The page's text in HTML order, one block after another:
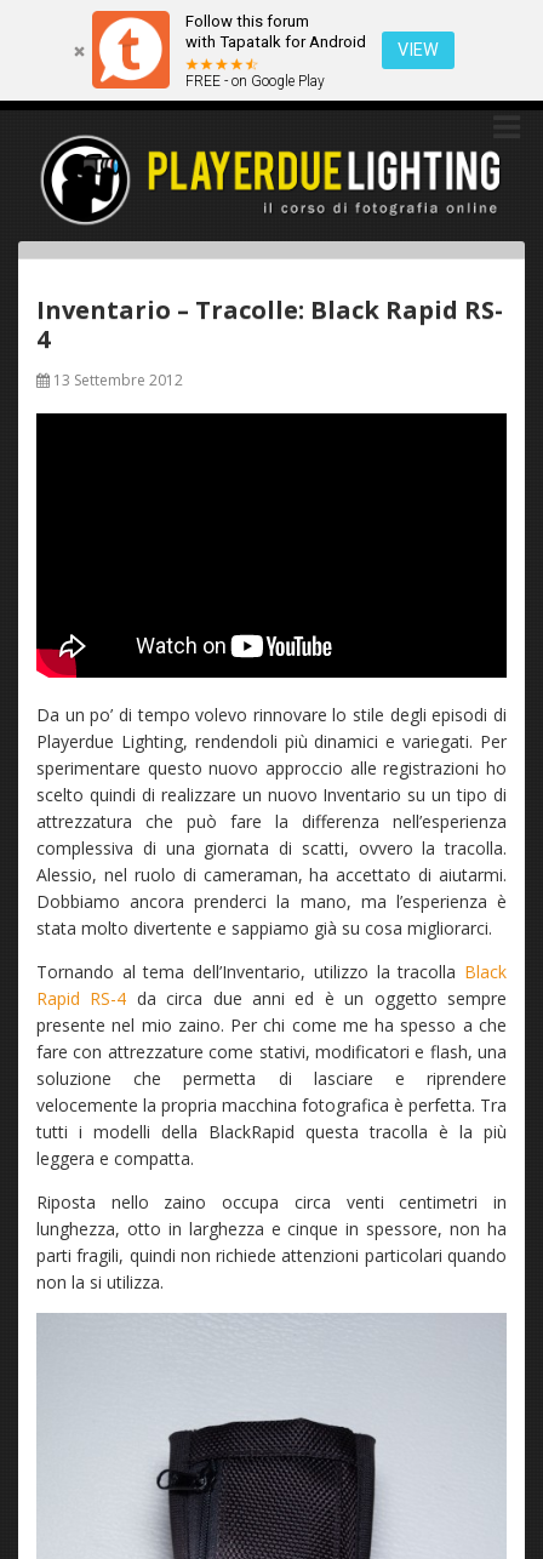
Follow this forum
with Tapatalk for Android
FREE - on Google Play
VIEW
Inventario – Tracolle: Black Rapid RS-
4
13 Settembre 2012
Da un po’ di tempo volevo rinnovare lo stile degli episodi di
Playerdue Lighting, rendendoli più dinamici e variegati. Per
sperimentare questo nuovo approccio alle registrazioni ho
scelto quindi di realizzare un nuovo Inventario su un tipo di
attrezzatura che può fare la differenza nell’esperienza
complessiva di una giornata di scatti, ovvero la tracolla.
Alessio, nel ruolo di cameraman, ha accettato di aiutarmi.
Dobbiamo ancora prenderci la mano, ma l’esperienza è
stata molto divertente e sappiamo già su cosa migliorarci.
Tornando al tema dell’Inventario, utilizzo la tracolla Black
Rapid RS-4 da circa due anni ed è un oggetto sempre
presente nel mio zaino. Per chi come me ha spesso a che
fare con attrezzature come stativi, modificatori e flash, una
soluzione che permetta di lasciare e riprendere
velocemente la propria macchina fotografica è perfetta. Tra
tutti i modelli della BlackRapid questa tracolla è la più
leggera e compatta.
Riposta nello zaino occupa circa venti centimetri in
lunghezza, otto in larghezza e cinque in spessore, non ha
parti fragili, quindi non richiede attenzioni particolari quando
non la si utilizza.
Questo sito utilizza i cookies. Continuando a navigare tra queste
pagine acconsenti implicitamente all'uso dei cookies.
Ok Scopri di più